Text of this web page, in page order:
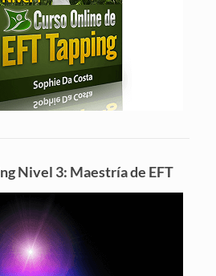
Nivel 3: Maestría de EFT